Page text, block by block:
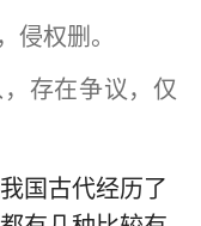
侵权删。
存在争议，仅
国古代经历了